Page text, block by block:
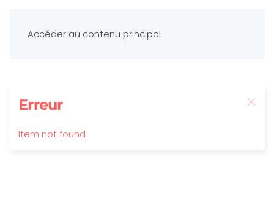
Accéder au contenu principal
Erreur
Item not found